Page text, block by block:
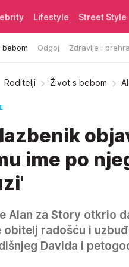
Lifestyle Street Style
bebom Odgoj Zdravlje i
Roditelji Život s bebom
ime po
Alan za Story otkrio
obitelj radošću i
Davida i